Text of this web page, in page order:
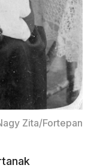
Zita/Fortepan